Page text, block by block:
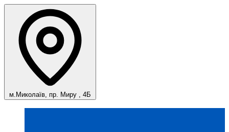
м.Миколаїв, пр. Миру , 4Б